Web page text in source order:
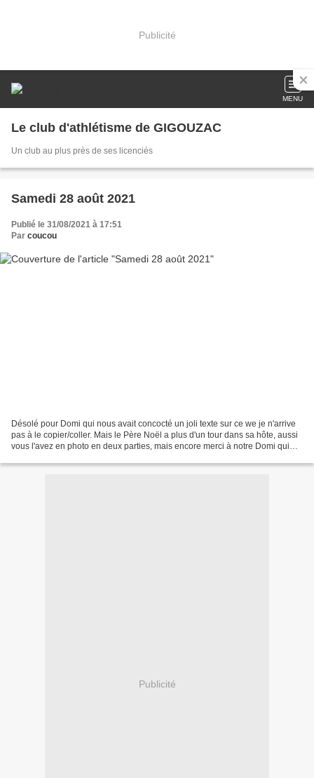
Publicité
MENU
Le club d'athlétisme de GIGOUZAC
Un club au plus près de ses licenciés
Samedi 28 août 2021
Publié le 31/08/2021 à 17:51
Par coucou
Désolé pour Domi qui nous avait concocté un joli texte sur ce we je n'arrive
pas à le copier/coller. Mais le Père Noël a plus d'un tour dans sa hôte, aussi
vous l'avez en photo en deux parties, mais encore merci à notre Domi qui
Publicité